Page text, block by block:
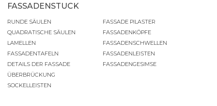
FASSADENSTUCK
RUNDE SÄULEN
QUADRATISCHE SÄULEN
LAMELLEN
FASSADENTAFELN
DETAILS DER FASSADE
ÜBERBRÜCKUNG
SOCKELLEISTEN
FASSADE PILASTER
FASSADENKÖPFE
FASSADENSCHWELLEN
FASSADENLEISTEN
FASSADENGESIMSE